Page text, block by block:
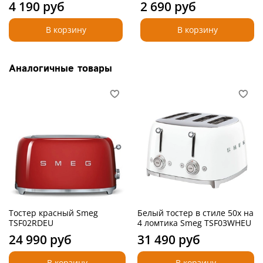
4 190 руб
В корзину
2 690 руб
В корзину
Аналогичные товары
Тостер красный Smeg
TSF02RDEU
24 990 руб
Белый тостер в стиле 50х на
4 ломтика Smeg TSF03WHEU
31 490 руб